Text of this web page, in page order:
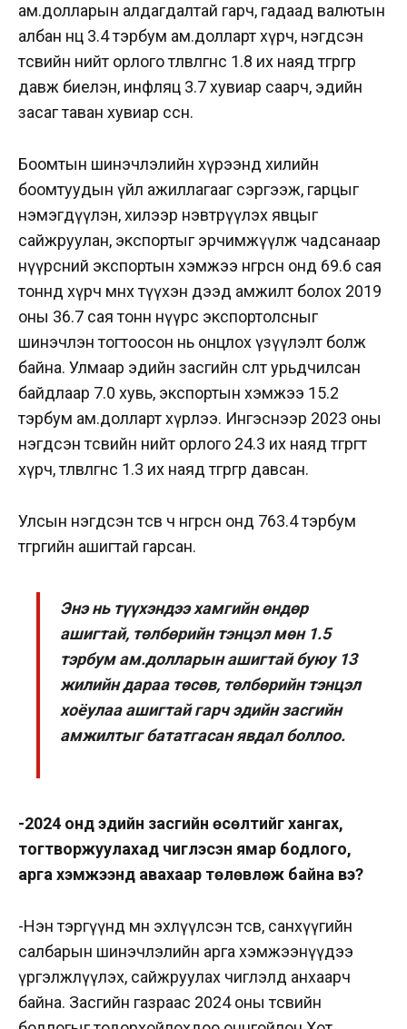
ам.долларын алдагдалтай гарч, гадаад валютын
албан нөөц 3.4 тэрбум ам.долларт хүрч, нэгдсэн
төсвийн нийт орлого төлөвлөгөөнөөс 1.8 их наяд төгрөгөөр
давж биелэн, инфляц 3.7 хувиар саарч, эдийн
засаг таван хувиар өссөн.
Боомтын шинэчлэлийн хүрээнд хилийн
боомтуудын үйл ажиллагааг сэргээж, гарцыг
нэмэгдүүлэн, хилээр нэвтрүүлэх явцыг
сайжруулан, экспортыг эрчимжүүлж чадсанаар
нүүрсний экспортын хэмжээ өнгөрсөн онд 69.6 сая
тоннд хүрч өмнөх түүхэн дээд амжилт болох 2019
оны 36.7 сая тонн нүүрс экспортолсныг
шинэчлэн тогтоосон нь онцлох үзүүлэлт болж
байна. Улмаар эдийн засгийн өсөлт урьдчилсан
байдлаар 7.0 хувь, экспортын хэмжээ 15.2
тэрбум ам.долларт хүрлээ. Ингэснээр 2023 оны
нэгдсэн төсвийн нийт орлого 24.3 их наяд төгрөгт
хүрч, төлөвлөгөөнөөс 1.3 их наяд төгрөгөөр давсан.
Улсын нэгдсэн төсөв ч өнгөрсөн онд 763.4 тэрбум
төгрөгийн ашигтай гарсан.
Энэ нь түүхэндээ хамгийн өндөр
ашигтай, төлбөрийн тэнцэл мөн 1.5
тэрбум ам.долларын ашигтай буюу 13
жилийн дараа төсөв, төлбөрийн тэнцэл
хоёулаа ашигтай гарч эдийн засгийн
амжилтыг бататгасан явдал боллоо.
-2024 онд эдийн засгийн өсөлтийг хангах,
тогтворжуулахад чиглэсэн ямар бодлого,
арга хэмжээнүүд авахаар төлөвлөж байна вэ?
-Нэн тэргүүнд өмнө эхлүүлсэн төсөв, санхүүгийн
салбарын шинэчлэлийн арга хэмжээнүүдээ
үргэлжлүүлэх, сайжруулах чиглэлд анхаарч
байна. Засгийн газраас 2024 оны төсвийн